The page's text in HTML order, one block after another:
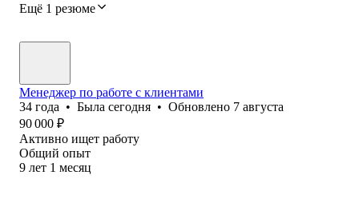
Ещё 1 резюме
Менеджер по работе с клиентами
34 года • Была сегодня • Обновлено 7 августа
90 000 ₽
Активно ищет работу
Общий опыт
9 лет 1 месяц